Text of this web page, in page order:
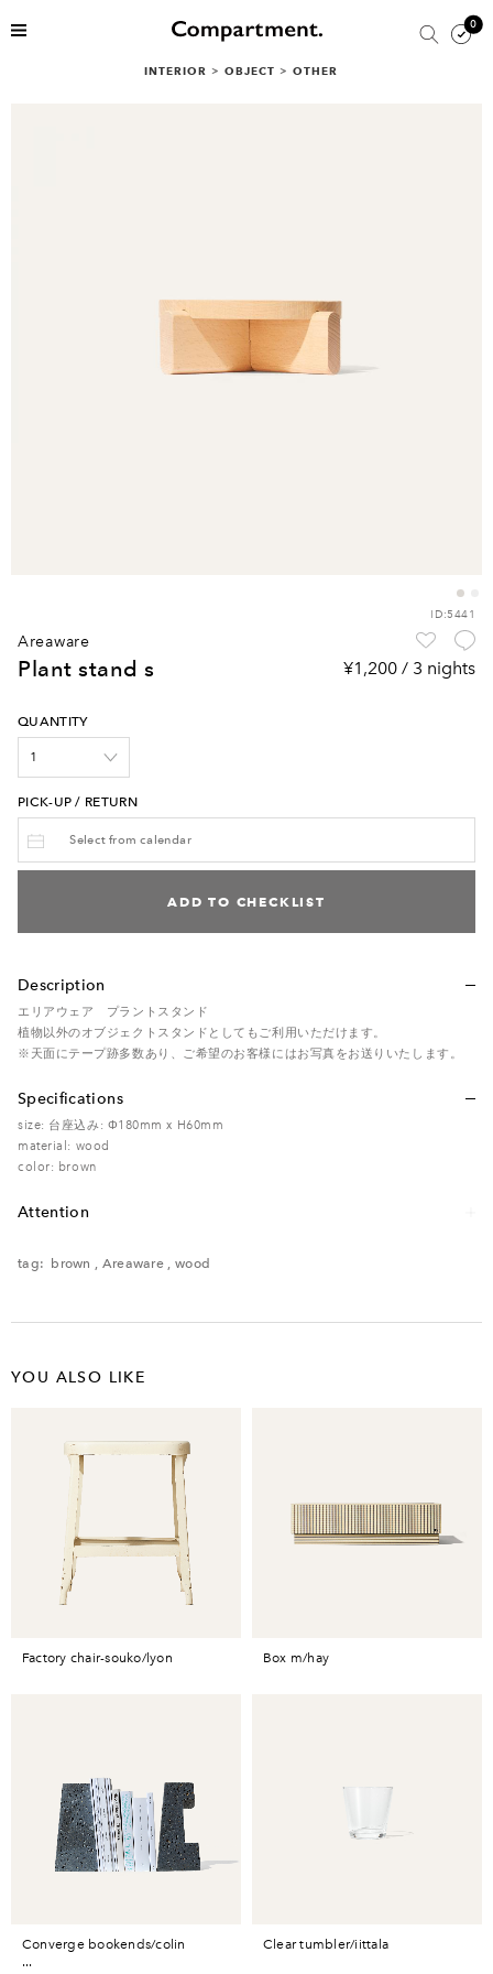
0
INTERIOR > OBJECT > OTHER
ID:5441
areaware
plant stand s ¥1,200 / 3 nights
QUANTITY
PICK-UP / RETURN
ADD TO CHECKLIST
Description
エリアウェア プラントスタンド
植物以外のオブジェクトスタンドとしてもご利用いただけます。
※天面にテープ跡多数あり、ご希望のお客様にはお写真をお送りいたします。
Specifications
size: 台座込み: Φ180mm x H60mm
material: wood
color: brown
Attention
ださい。
tag: brown , Areaware , wood
YOU ALSO LIKE
factory chair-souko/lyon box m/hay
converge bookends/colin
...
clear tumbler/iittala